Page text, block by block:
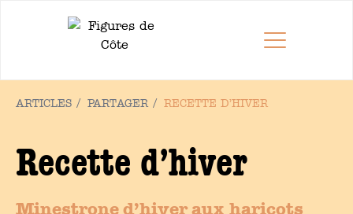
ARTICLES / PARTAGER/ RECETTE D’HIVER
Recette d’hiver
Minestrone d’hiver aux haricots